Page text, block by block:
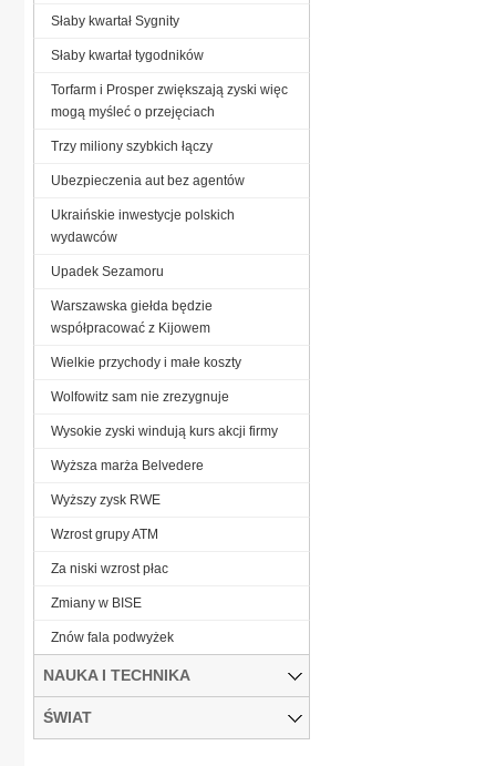
Słaby kwartał Sygnity
Słaby kwartał tygodników
Torfarm i Prosper zwiększają zyski więc
mogą myśleć o przejęciach
Trzy miliony szybkich łączy
Ubezpieczenia aut bez agentów
Ukraińskie inwestycje polskich
wydawców
Upadek Sezamoru
Warszawska giełda będzie
współpracować z Kijowem
Wielkie przychody i małe koszty
Wolfowitz sam nie zrezygnuje
Wysokie zyski windują kurs akcji firmy
Wyższa marża Belvedere
Wyższy zysk RWE
Wzrost grupy ATM
Za niski wzrost płac
Zmiany w BISE
Znów fala podwyżek
NAUKA I TECHNIKA
ŚWIAT